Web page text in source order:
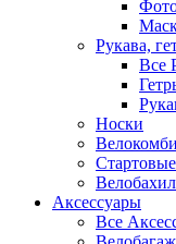
Рукава,
Все
Носки
Аксессуары
Все